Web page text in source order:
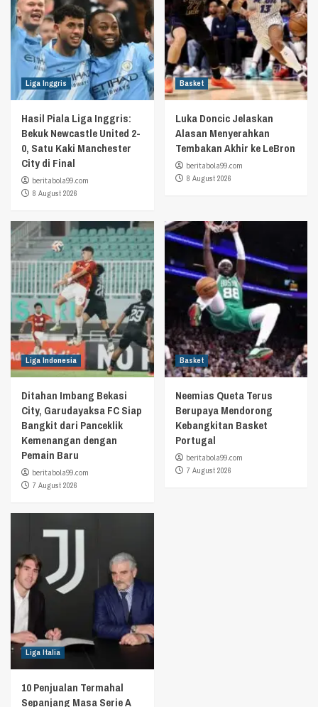
Liga Inggris
Hasil Piala Liga Inggris:
Bekuk Newcastle United 2-
0, Satu Kaki Manchester
City di Final
beritabola99.com
8 August 2026
Basket
Luka Doncic Jelaskan
Alasan Menyerahkan
Tembakan Akhir ke LeBron
beritabola99.com
8 August 2026
Liga Indonesia
Ditahan Imbang Bekasi
City, Garudayaksa FC Siap
Bangkit dari Panceklik
Kemenangan dengan
Pemain Baru
beritabola99.com
7 August 2026
Basket
Neemias Queta Terus
Berupaya Mendorong
Kebangkitan Basket
Portugal
beritabola99.com
7 August 2026
Liga Italia
10 Penjualan Termahal
Sepanjang Masa Serie A